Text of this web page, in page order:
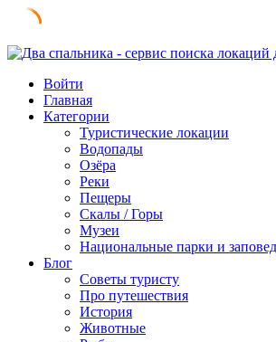
Skip
contentВойти
Главная
Категории
Туристические локации
Водопады
Озёра
Реки
Пещеры
Скалы / Горы
Музеи
Национальные парки и
Блог
Советы туристу
Про путешествия
История
Животные